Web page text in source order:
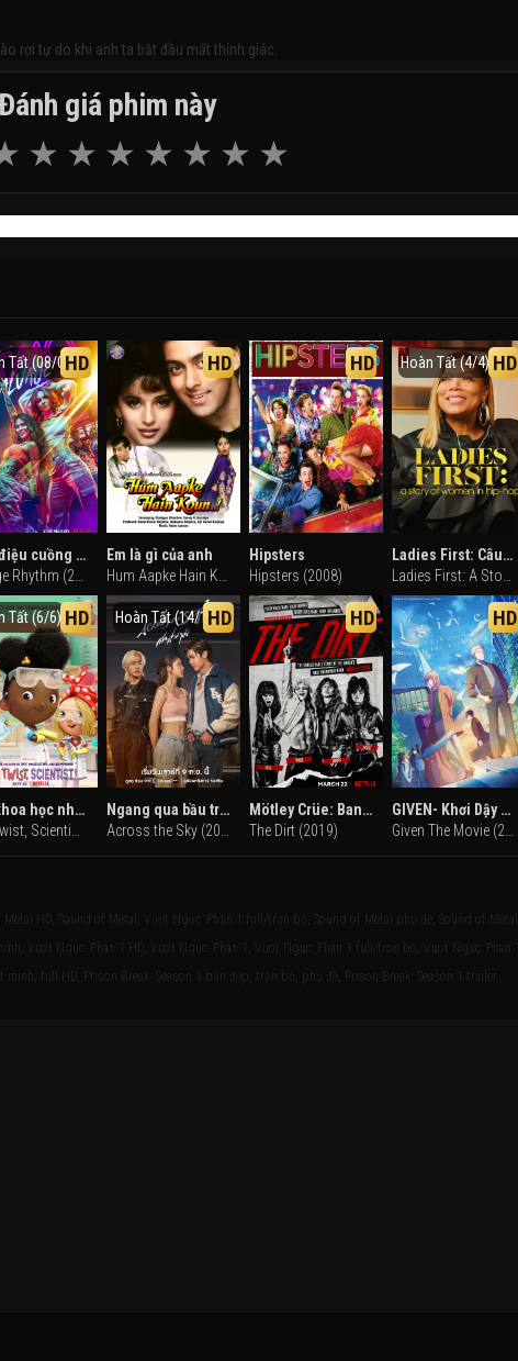
rơi tự do khi anh ta bắt đầu mất thính giác.
giá phim này
Tất (08/08)HD
Nhịp điệu cuồng nhiệt
HD
Em là gì của anh
HD
Hipsters
Hipsters (2008)
Hoàn Tất (4/4) HD
Ladies First: Câu chuyện về phụ nữ trong hip-hop
Tất (6/6) HD
Nhà khoa học nhí Ada Twist (Phần 2)
Hoàn Tất (14/14)HD
Ngang qua bầu trời
HD
Mötley Crüe: Ban nhạc tai tiếng
The Dirt (2019)
HD
GIVEN- Khơi Dậy Đam Mê (Bản Điện Ảnh)
HD, Sound of Metal, Vượt Ngục: Phần 1 full/trọn bộ, Sound of Metal phụ đề, Sound of Metal
Vuot Nguc: Phan 1 HD, Vuot Nguc: Phan 1, Vuot Nguc: Phan 1 full/tron bo, Vuot Nguc: Phan 1
full HD, Prison Break: Season 1 bản đẹp, trọn bộ, phụ đề, Prison Break: Season 1 trailer